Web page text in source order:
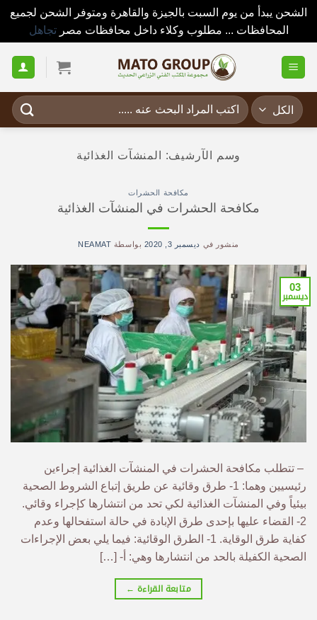
الشحن يبدأ من يوم السبت بالجيزة والقاهرة ومتوفر الشحن لجميع
المحافظات ... مطلوب وكلاء داخل محافظات مصرتجاهل
للمحتوى
البحث
عن:
وسم الآرشيف: المنشآت الغذائية
مكافحة الحشرات
مكافحة الحشرات في المنشآت الغذائية
منشور في ديسمبر 3, 2020 بواسطة NEAMAT
03
ديسمبر
– تتطلب مكافحة الحشرات في المنشآت الغذائية إجراءين
رئيسيين وهما: 1- طرق وقائية عن طريق إتباع الشروط الصحية
بيئياً وفي المنشآت الغذائية لكي تحد من انتشارها كإجراء وقائي.
2- القضاء عليها بإحدى طرق الإبادة في حالة استفحالها وعدم
كفاية طرق الوقاية. 1- الطرق الوقائية: فيما يلي بعض الإجراءات
الصحية الكفيلة بالحد من انتشارها وهي: أ‌- […]
متابعة القراءة ←